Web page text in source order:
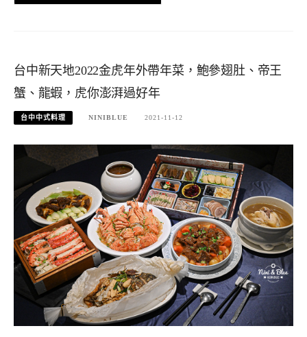
台中新天地2022金虎年外帶年菜，鮑參翅肚、帝王
蟹、龍蝦，虎你澎湃過好年
台中中式料理 NINIBLUE 2021-11-12